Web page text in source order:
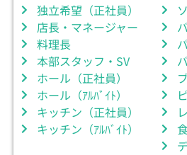
独立希望（正社員）
店長・マネージャー
料理長
本部スタッフ・SV
ホール（正社員）
ホール（ｱﾙﾊﾞｲﾄ）
キッチン（正社員）
キッチン（ｱﾙﾊﾞｲﾄ）